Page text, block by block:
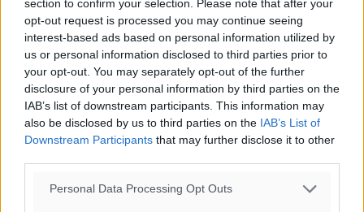
section to confirm your selection. Please note that after your
opt-out request is processed you may continue seeing
interest-based ads based on personal information utilized by
us or personal information disclosed to third parties prior to
your opt-out. You may separately opt-out of the further
disclosure of your personal information by third parties on the
IAB’s list of downstream participants. This information may
also be disclosed by us to third parties on the IAB’s List of
Downstream Participants that may further disclose it to other
Personal Data Processing Opt Outs
Κύπρος 2014 – 2020 Η Περιφέρεια Νοτίου Αιγαίου
διοργανώνει την Tηλε-Ημερίδα με τίτλο: «Καταδυτικός
Τουρισμός: Καλές Πρακτικές ...
26.03.21, 17:16